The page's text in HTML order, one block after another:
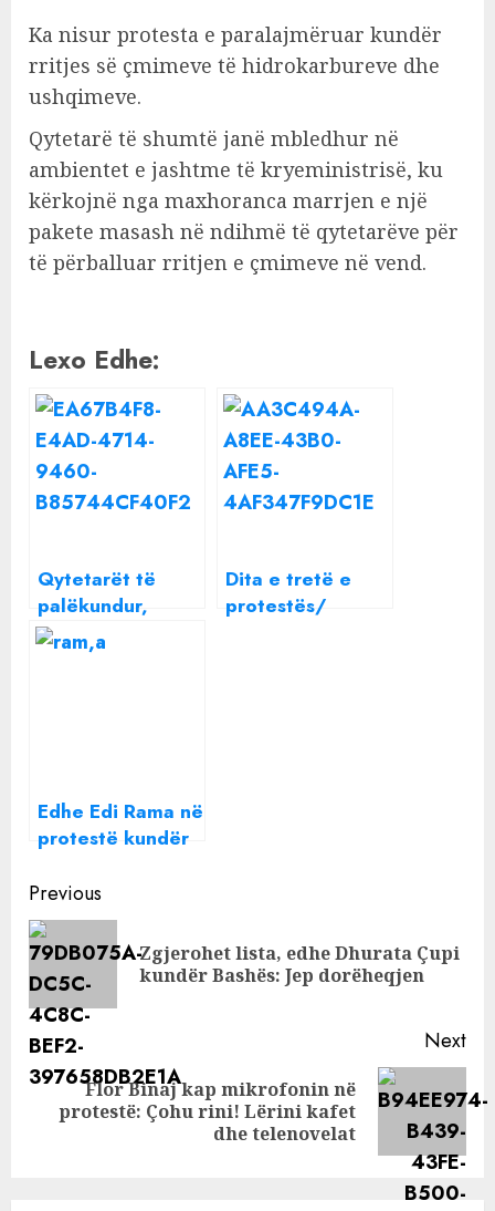
Ka nisur protesta e paralajmëruar kundër
rritjes së çmimeve të hidrokarbureve dhe
ushqimeve.
Qytetarë të shumtë janë mbledhur në
ambientet e jashtme të kryeministrisë, ku
kërkojnë nga maxhoranca marrjen e një
pakete masash në ndihmë të qytetarëve për
të përballuar rritjen e çmimeve në vend.
Lexo Edhe:
Qytetarët të
palëkundur,
protestojnë
sërish sot kundër
Dita e tretë e
protestës/
Edhe Edi Rama në
protestë kundër
çmimeve
Continue
Reading
Previous
Zgjerohet lista, edhe Dhurata Çupi
kundër Bashës: Jep dorëheqjen
Next
Next
Flor Binaj kap mikrofonin në
protestë: Çohu rini! Lërini kafet
dhe telenovelat